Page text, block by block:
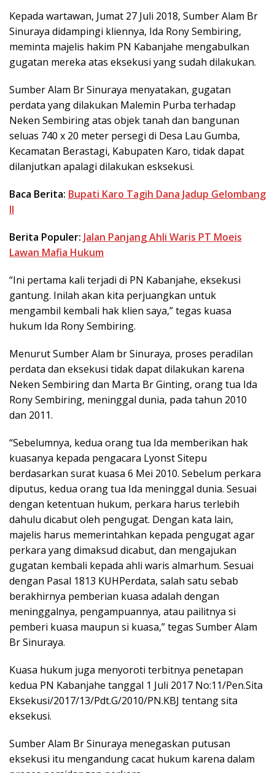
Kepada wartawan, Jumat 27 Juli 2018, Sumber Alam Br
Sinuraya didampingi kliennya, Ida Rony Sembiring,
meminta majelis hakim PN Kabanjahe mengabulkan
gugatan mereka atas eksekusi yang sudah dilakukan.
Sumber Alam Br Sinuraya menyatakan, gugatan
perdata yang dilakukan Malemin Purba terhadap
Neken Sembiring atas objek tanah dan bangunan
seluas 740 x 20 meter persegi di Desa Lau Gumba,
Kecamatan Berastagi, Kabupaten Karo, tidak dapat
dilanjutkan apalagi dilakukan esksekusi.
Baca Berita: Bupati Karo Tagih Dana Jadup Gelombang
II
Berita Populer: Jalan Panjang Ahli Waris PT Moeis
Lawan Mafia Hukum
“Ini pertama kali terjadi di PN Kabanjahe, eksekusi
gantung. Inilah akan kita perjuangkan untuk
mengambil kembali hak klien saya,” tegas kuasa
hukum Ida Rony Sembiring.
Menurut Sumber Alam br Sinuraya, proses peradilan
perdata dan eksekusi tidak dapat dilakukan karena
Neken Sembiring dan Marta Br Ginting, orang tua Ida
Rony Sembiring, meninggal dunia, pada tahun 2010
dan 2011.
“Sebelumnya, kedua orang tua Ida memberikan hak
kuasanya kepada pengacara Lyonst Sitepu
berdasarkan surat kuasa 6 Mei 2010. Sebelum perkara
diputus, kedua orang tua Ida meninggal dunia. Sesuai
dengan ketentuan hukum, perkara harus terlebih
dahulu dicabut oleh pengugat. Dengan kata lain,
majelis harus memerintahkan kepada pengugat agar
perkara yang dimaksud dicabut, dan mengajukan
gugatan kembali kepada ahli waris almarhum. Sesuai
dengan Pasal 1813 KUHPerdata, salah satu sebab
berakhirnya pemberian kuasa adalah dengan
meninggalnya, pengampuannya, atau pailitnya si
pemberi kuasa maupun si kuasa,” tegas Sumber Alam
Br Sinuraya.
Kuasa hukum juga menyoroti terbitnya penetapan
kedua PN Kabanjahe tanggal 1 Juli 2017 No:11/Pen.Sita
Eksekusi/2017/13/Pdt.G/2010/PN.KBJ tentang sita
eksekusi.
Sumber Alam Br Sinuraya menegaskan putusan
eksekusi itu mengandung cacat hukum karena dalam